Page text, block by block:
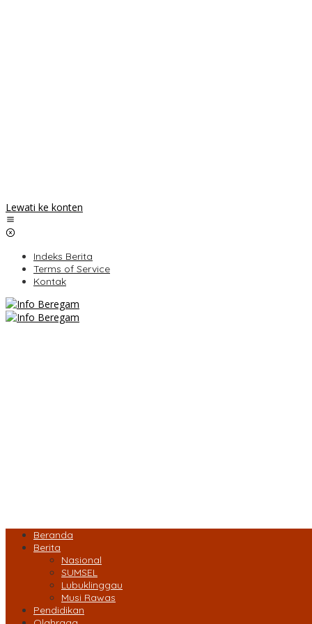
Lewati ke konten
Indeks Berita
Terms of Service
Kontak
Beranda
Berita
Nasional
SUMSEL
Lubuklinggau
Musi Rawas
Pendidikan